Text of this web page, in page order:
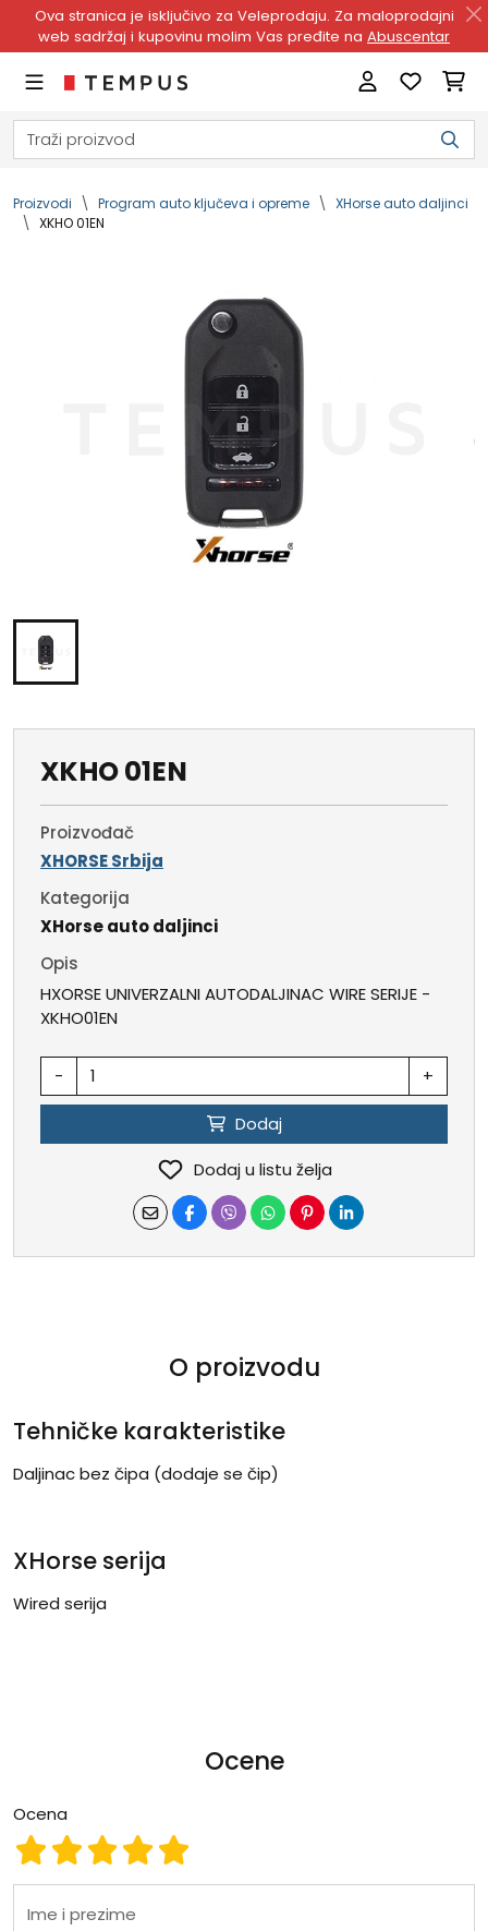
Ova stranica je isključivo za Veleprodaju. Za maloprodajni
web sadržaj i kupovinu molim Vas pređite na Abuscentar
Proizvodi Program auto ključeva i opreme
XHorse auto daljinci
XKHO 01EN
XKHO 01EN
Proizvođač
XHORSE Srbija
Kategorija
XHorse auto daljinci
Opis
HXORSE UNIVERZALNI AUTODALJINAC WIRE SERIJE -
XKHO01EN
- +
Dodaj
Dodaj u listu želja
O proizvodu
Tehničke karakteristike
Daljinac bez čipa (dodaje se čip)
XHorse serija
Wired serija
Ocene
Ocena
Ocena 5
Ocena 4
Ocena 3
Ocena 2
Ocena 1
Ime i prezime